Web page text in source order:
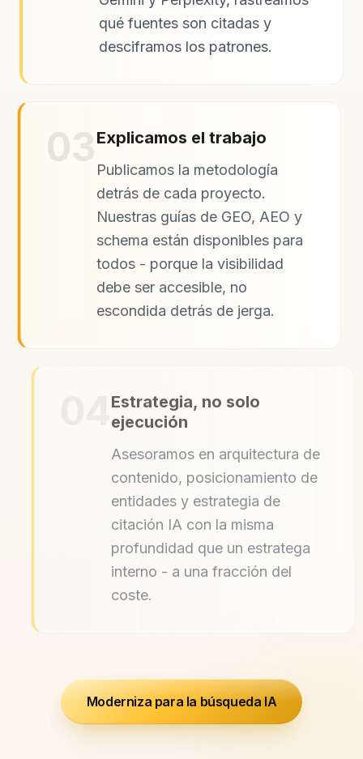
qué fuentes son citadas y
desciframos los patrones.
03 Explicamos el trabajo
Publicamos la metodología
detrás de cada proyecto.
Nuestras guías de GEO, AEO y
schema están disponibles para
todos - porque la visibilidad
debe ser accesible, no
escondida detrás de jerga.
Estrategia, no solo
ejecución
Asesoramos en arquitectura de
contenido, posicionamiento de
entidades y estrategia de
citación IA con la misma
profundidad que un estratega
interno - a una fracción del
coste.
Moderniza para la búsqueda IA